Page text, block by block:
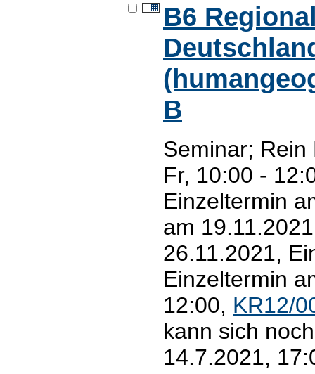
B6
B
Seminar; Rein
Fr, 10:00 -
Einzeltermin
am
26.11.2021,
Einzeltermin
12:00, KR12/
kann sich
14.7.2021,